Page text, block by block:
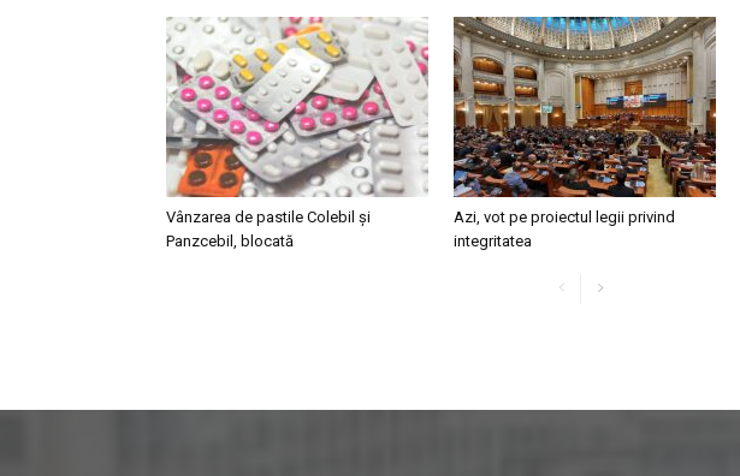
Vânzarea de pastile Colebil și
Panzcebil, blocată
Azi, vot pe proiectul legii privind
integritatea